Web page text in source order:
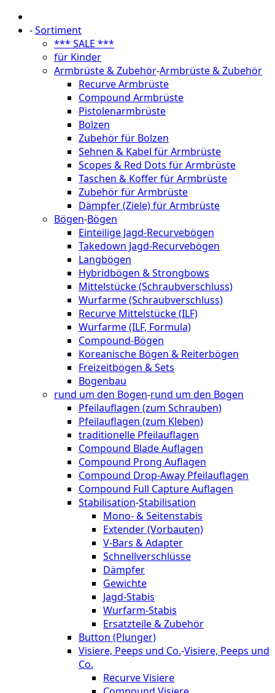
-Sortiment
*** SALE ***
für Kinder
Armbrüste & Zubehör-Armbrüste & Zubehör
Recurve Armbrüste
Compound Armbrüste
Pistolenarmbrüste
Bolzen
Zubehör für Bolzen
Sehnen & Kabel für Armbrüste
Scopes & Red Dots für Armbrüste
Taschen & Koffer für Armbrüste
Zubehör für Armbrüste
Dämpfer (Ziele) für Armbrüste
Bögen-Bögen
Einteilige Jagd-Recurvebögen
Takedown Jagd-Recurvebögen
Langbögen
Hybridbögen & Strongbows
Mittelstücke (Schraubverschluss)
Wurfarme (Schraubverschluss)
Recurve Mittelstücke (ILF)
Wurfarme (ILF, Formula)
Compound-Bögen
Koreanische Bögen & Reiterbögen
Freizeitbögen & Sets
Bogenbau
rund um den Bogen-rund um den Bogen
Pfeilauflagen (zum Schrauben)
Pfeilauflagen (zum Kleben)
traditionelle Pfeilauflagen
Compound Blade Auflagen
Compound Prong Auflagen
Compound Drop-Away Pfeilauflagen
Compound Full Capture Auflagen
Stabilisation-Stabilisation
Mono- & Seitenstabis
Extender (Vorbauten)
V-Bars & Adapter
Schnellverschlüsse
Dämpfer
Gewichte
Jagd-Stabis
Wurfarm-Stabis
Ersatzteile & Zubehör
Button (Plunger)
Visiere, Peeps und Co.-Visiere, Peeps und
Co.
Recurve Visiere